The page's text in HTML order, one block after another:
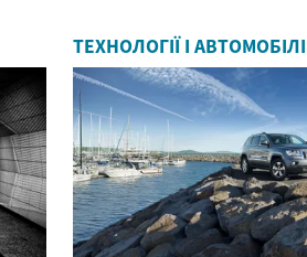
ТЕХНОЛОГІЇ І АВТОМОБІЛІ